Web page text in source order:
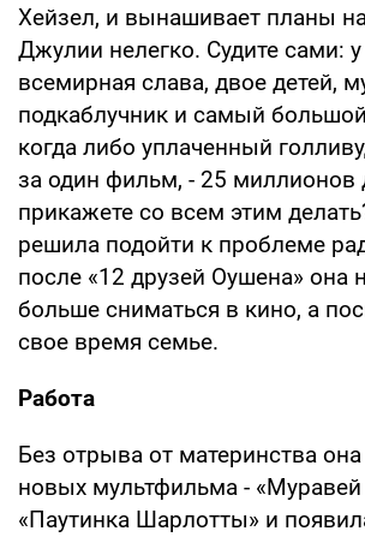
Хейзел, и вынашивает планы
Джулии нелегко. Судите сами: у
всемирная слава, двое детей,
подкаблучник и самый
когда либо уплаченный
за один фильм, - 25 миллионов
прикажете со всем этим
решила подойти к проблеме
после «12 друзей Оушена» она
больше сниматься в кино, а
свое время семье.
Работа
Без отрыва от материнства
новых мультфильма - «Муравей
«Паутинка Шарлотты» и